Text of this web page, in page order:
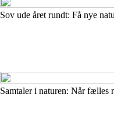
Sov ude året rundt: Få nye
Samtaler i naturen: Når fælles